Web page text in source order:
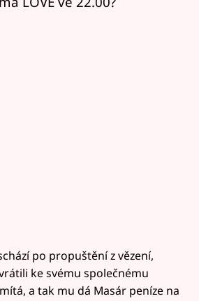
po propuštění z vězení,
ke svému společnému
a tak mu dá Masár peníze na